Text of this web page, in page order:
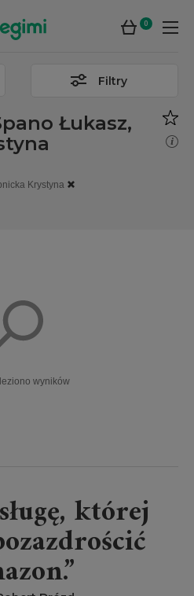
0
Filtry
Łukasz,
Krystyna
wyników
której